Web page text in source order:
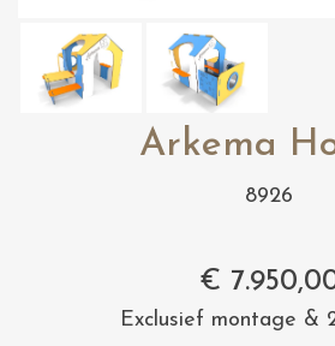
Arkema
8926
€
Exclusief montage &